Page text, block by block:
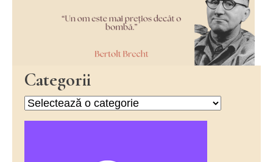
Categorii
Categorii